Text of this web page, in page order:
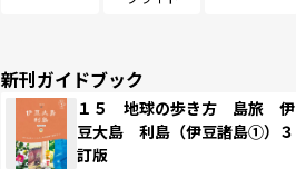
新刊ガイドブック
１５ 地球の歩き方 島旅 伊
豆大島 利島（伊豆諸島①）３
訂版